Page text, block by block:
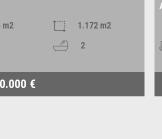
m2
1.172 m2
2
€